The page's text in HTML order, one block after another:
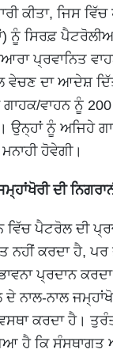
ਕੀਤਾ, ਜਿਸ
ਨੂੰ ਸਿਰਫ਼
ਪ੍ਰਵਾਨਿਤ
ਵੇਚਣ ਦਾ ਆਦੇਸ਼
ਵਾਹਨ ਨੂੰ
ਉਨ੍ਹਾਂ ਨੂੰ ਅਜਿਹੇ
ਹੋਵੇਗੀ।
ਦੀ
ਪੈਟਰੋਲ ਦੀ
ਨਹੀਂ ਕਰਦਾ ਹੈ, ਪਰ
ਪ੍ਰਦਾਨ
ਦੇ ਨਾਲ-ਨਾਲ
ਕਰਦਾ ਹੈ।
ਹੈ ਕਿ ਸੰਸਥਾਗਤ